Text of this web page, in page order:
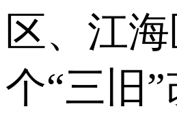
区、江
个“三旧